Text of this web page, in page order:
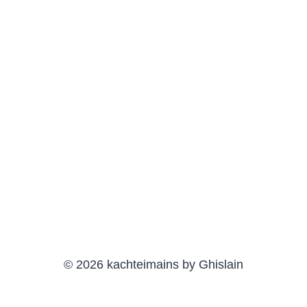
© 2026 kachteimains by Ghislain